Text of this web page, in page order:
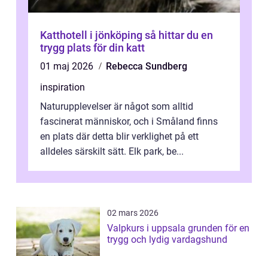
Katthotell i jönköping så hittar du en
trygg plats för din katt
01 maj 2026
Rebecca Sundberg
inspiration
Naturupplevelser är något som alltid
fascinerat människor, och i Småland finns
en plats där detta blir verklighet på ett
alldeles särskilt sätt. Elk park, be...
02 mars 2026
Valpkurs i uppsala grunden för en
trygg och lydig vardagshund